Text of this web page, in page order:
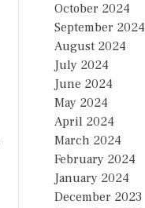
October 2024
September 2024
August 2024
July 2024
June 2024
May 2024
April 2024
March 2024
February 2024
January 2024
December 2023